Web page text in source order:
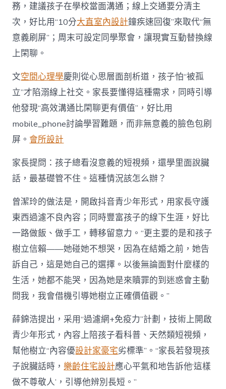
務，建議孩子在學校當面溝通；線上交通要分清主
次，好比用“10分大直室內設計鐘疾速回復”來取代“無
意義刷屏”；周末可設定同學聚會，讓現實互動替換線
上閑聊。
文空間心理學慶則從心思層面剖析道，孩子怕“被孤
立”才陷溺線上社交。家長要懂得這種需求，同時引導
他發現“高效溝通比閑聊更有價值”，好比用
mobile_phone討論學習難題，而非無意義的臉色包刷
屏。會所設計
家長提問：孩子總看沒意義的短視頻，還學里面說臟
話，最基礎管不住。這種情況該怎么辦？
曾潔玲的做法是，開啟抖音青少年形式，用家長守護
東西過濾不良內容；同時豐富孩子的線下生涯，好比
一路做飯、做手工，轉移留意力。“更主要的是和孩子
樹立信賴——她碰她不想哭，因為在結婚之前，她告
訴自己，這是她自己的選擇。以後無論面對什麼樣的
生活，她都不能哭，因為她是來贖罪的到迷惑會主動
問我，我會借機引導她樹立正確價值觀。”
薛錦浩提出，采用“過濾網+免疫力”計劃，技術上開啟
青少年形式，內容上陪孩子看科普、天然類短視頻，
幫他樹立“內容優設計家豪宅劣標準”。“家長若發現孩
子說臟話時，樂齡住宅設計應心平氣和地告訴他‘這樣
做不尊敬人’，引導他辨別長短。”